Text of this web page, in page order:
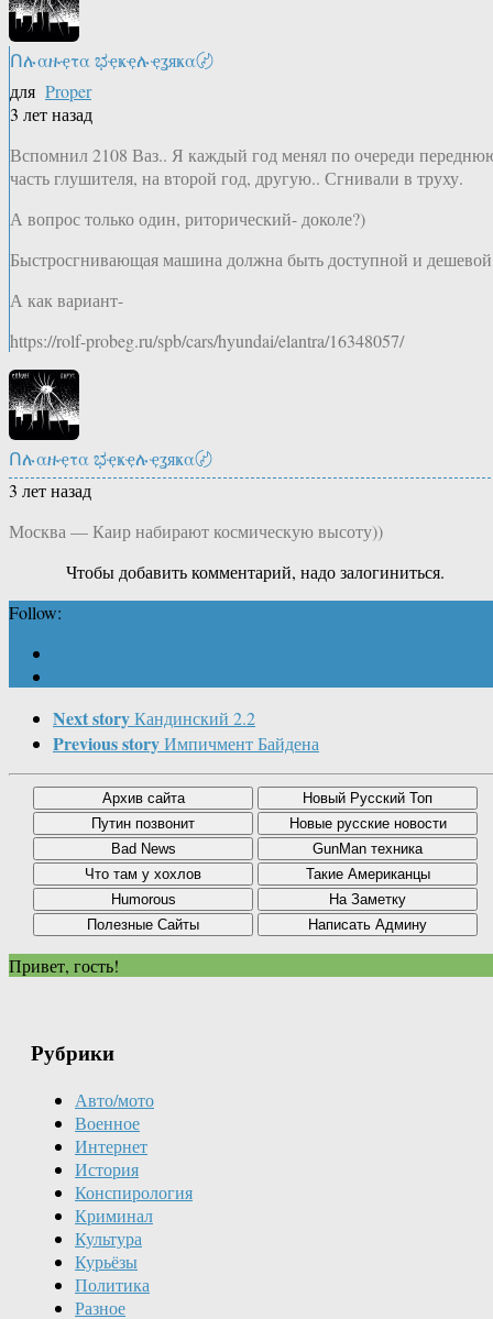
Ոሉαዙҿτα ಭҿҝҿሉҿʓяҝα〄
для Proper
3 лет назад
Вспомнил 2108 Ваз.. Я каждый год менял по очереди
часть глушителя, на второй год, другую.. Сгнивали в труху.
А вопрос только один, риторический- доколе?)
Быстросгнивающая машина должна быть доступной и
А как вариант-
https://rolf-probeg.ru/spb/cars/hyundai/elantra/16348057/
Ոሉαዙҿτα ಭҿҝҿሉҿʓяҝα〄
3 лет назад
Москва — Каир набирают космическую высоту))
Чтобы добавить комментарий, надо залогиниться.
Follow:
Next storyКандинский 2.2
Previous storyИмпичмент Байдена
Привет, гость!
Рубрики
Авто/мото
Военное
Интернет
История
Конспирология
Криминал
Культура
Курьёзы
Политика
Разное